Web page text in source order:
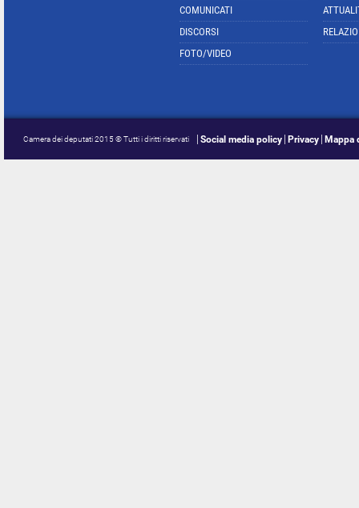
COMUNICATI
DISCORSI
FOTO/VIDEO
Camera dei deputati 2015 © Tutti i diritti riservati Social media policy Privacy Mappa